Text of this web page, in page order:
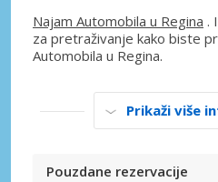
Najam Automobila u Regina .
za pretraživanje kako biste
Automobila u Regina.
Prikaži više
Pouzdane rezervacije